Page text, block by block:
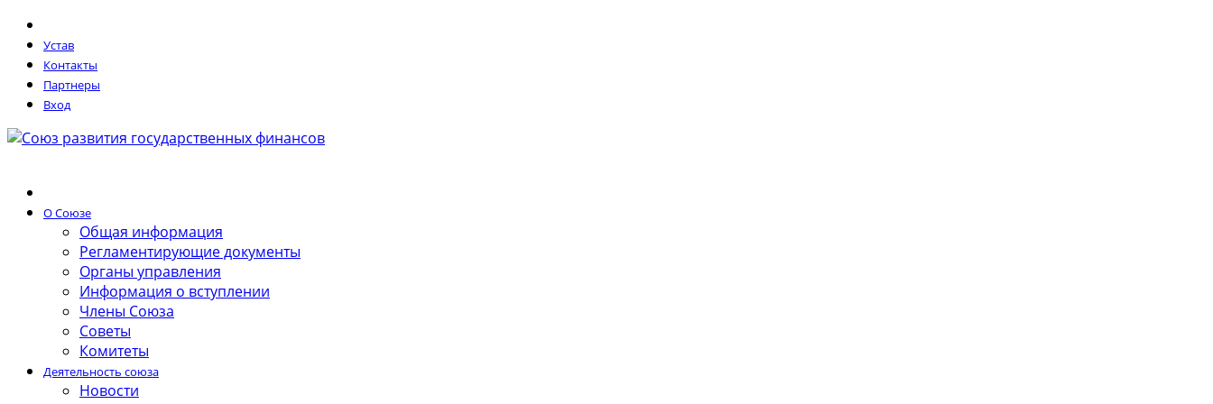
Устав
Контакты
Партнеры
Вход
О Союзе
Общая информация
Регламентирующие документы
Органы управления
Информация о вступлении
Члены Союза
Советы
Комитеты
Деятельность союза
Новости